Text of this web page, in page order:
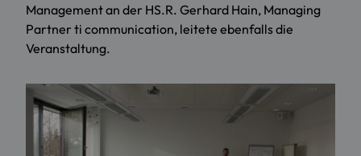
Management an der HS.R. Gerhard Hain, Managing
Partner ti communication, leitete ebenfalls die
Veranstaltung.